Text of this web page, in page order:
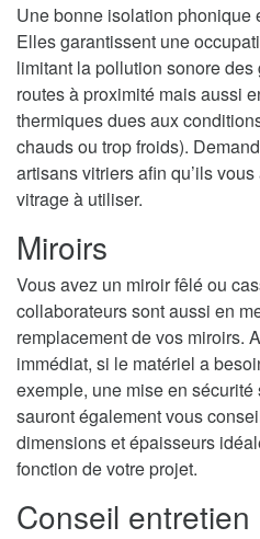
Une bonne isolation phonique
Elles garantissent une
limitant la pollution sonore
routes à proximité mais aussi
thermiques dues aux
chauds ou trop froids).
artisans vitriers afin qu’ils
vitrage à utiliser.
Miroirs
Vous avez un miroir fêlé ou
collaborateurs sont aussi en
remplacement de vos miroirs.
immédiat, si le matériel a
exemple, une mise en
sauront également vous
dimensions et épaisseurs
fonction de votre projet.
Conseil entretien